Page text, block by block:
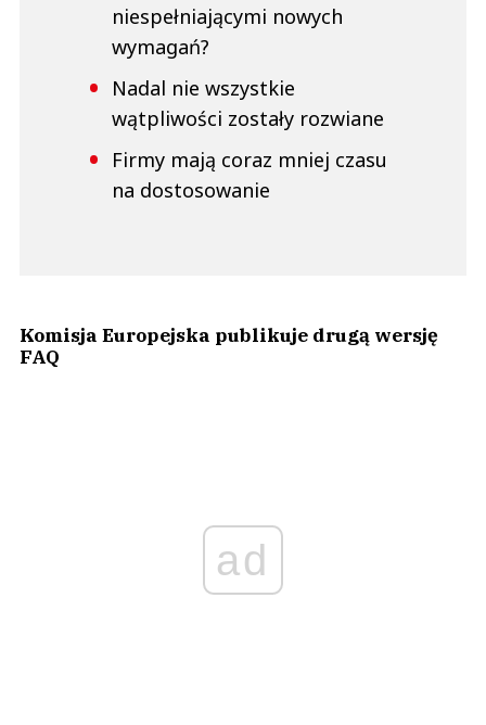
niespełniającymi nowych
wymagań?
Nadal nie wszystkie
wątpliwości zostały rozwiane
Firmy mają coraz mniej czasu
na dostosowanie
Komisja Europejska publikuje drugą wersję
FAQ
ad